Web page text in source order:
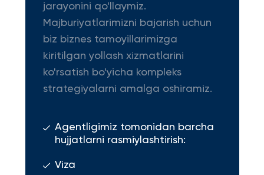
jarayonini qo'llaymiz.
Majburiyatlarimizni bajarish uchun
biz biznes tamoyillarimizga
kiritilgan yollash xizmatlarini
ko'rsatish bo'yicha kompleks
strategiyalarni amalga oshiramiz.
Agentligimiz tomonidan barcha
hujjatlarni rasmiylashtirish:
Viza